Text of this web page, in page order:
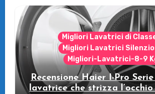
Migliori Lavatrici di
Migliori Lavatrici
Migliori-Lavatrici-8-9
Recensione Haier I-Pro
lavatrice che strizza